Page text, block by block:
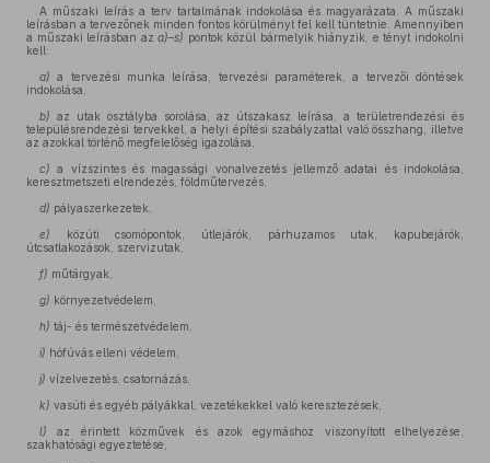
A műszaki leírás a terv tartalmának indokolása és magyarázata. A műszaki
leírásban a tervezőnek minden fontos körülményt fel kell tüntetnie. Amennyiben
a műszaki leírásban aza)–s) pontok közül bármelyik hiányzik, e tényt indokolni
kell:
a) a tervezési munka leírása, tervezési paraméterek, a tervezői döntések
indokolása,
b) az utak osztályba sorolása, az útszakasz leírása, a területrendezési és
településrendezési tervekkel, a helyi építési szabályzattal való összhang, illetve
az azokkal történő megfelelőség igazolása,
c) a vízszintes és magassági vonalvezetés jellemző adatai és indokolása,
keresztmetszeti elrendezés, földműtervezés,
d) pályaszerkezetek,
e) közúti csomópontok, útlejárók, párhuzamos utak, kapubejárók,
útcsatlakozások, szervizutak,
f) műtárgyak,
g) környezetvédelem,
h) táj- és természetvédelem,
i) hófúvás elleni védelem,
j) vízelvezetés, csatornázás,
k) vasúti és egyéb pályákkal, vezetékekkel való keresztezések,
l) az érintett közművek és azok egymáshoz viszonyított elhelyezése,
szakhatósági egyeztetése,